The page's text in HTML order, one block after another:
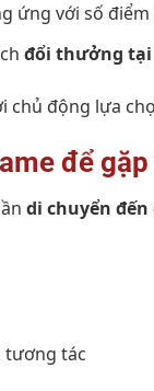
ứng với số
đổi thưởng tại
chủ động lựa
để gặp
di chuyển đến
tương tác